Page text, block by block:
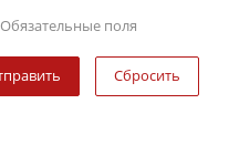
Обязательные поля
Сбросить